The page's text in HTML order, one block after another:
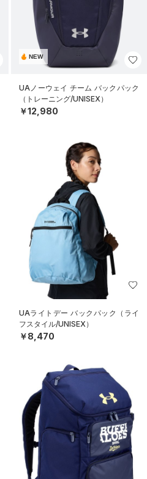
NEW
UAノーウェイ チーム バックパック
（トレーニング/UNISEX）
￥12,980
UAライトデー バックパック（ライ
フスタイル/UNISEX）
￥8,470